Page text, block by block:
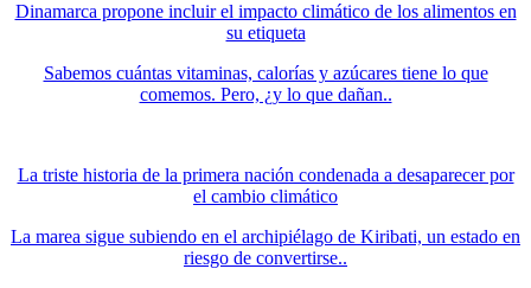
Dinamarca propone incluir el impacto climático de los alimentos en
su etiqueta
Sabemos cuántas vitaminas, calorías y azúcares tiene lo que
comemos. Pero, ¿y lo que dañan..
La triste historia de la primera nación condenada a desaparecer por
el cambio climático
La marea sigue subiendo en el archipiélago de Kiribati, un estado en
riesgo de convertirse..